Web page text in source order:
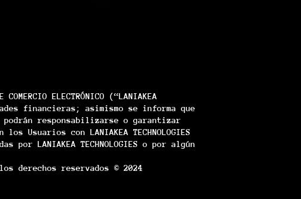
ELECTRÓNICO (“LANIAKEA
financieras; asimismo se informa que
responsabilizarse o garantizar
con LANIAKEA TECHNOLOGIES
LANIAKEA TECHNOLOGIES o por algún
derechos reservados © 2024